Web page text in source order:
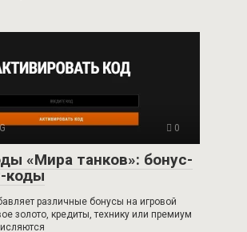
0
«Мира танков»: бонус-
коды
различные бонусы на игровой
золото, кредиты, технику или премиум